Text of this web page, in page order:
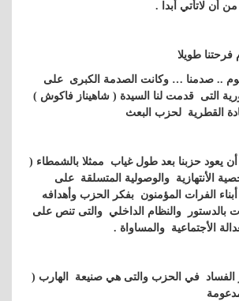
أن لاتأتي أبدا .
طويلا
.. صدمنا … وكانت الصدمة الكبرى على
التى قدمت لنا السيدة ( شاهيناز فاكوش )
القطرية لحزب البعث
يعود حزبنا بعد طول غياب ممثلا بالشمطاء (
الأنتهازية والوصولية المتسلقة على
الفرات المؤمنون بفكر الحزب وأهدافه
بالدستور والنظام الداخلي والتى تنص على
الأجتماعية والمساواة .
الفساد في الحزب والتى هي صنيعة الهارب (